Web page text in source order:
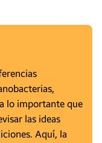
lo importante que
las ideas
Aquí, la